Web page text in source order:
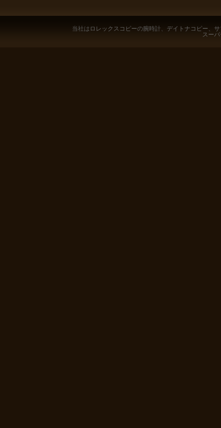
当社は ロレックスコピーの腕時計、 デイトナコピー、
スー